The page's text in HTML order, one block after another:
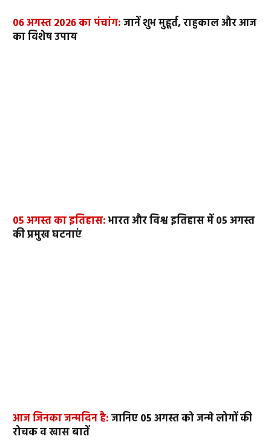
06 अगस्त 2026 का पंचांग:जानें शुभ मुहूर्त, राहुकाल और आज
का विशेष उपाय
05 अगस्त का इतिहास:भारत और विश्व इतिहास में 05 अगस्त
की प्रमुख घटनाएं
आज जिनका जन्मदिन है:जानिए 05 अगस्त को जन्मे लोगों की
रोचक व खास बातें